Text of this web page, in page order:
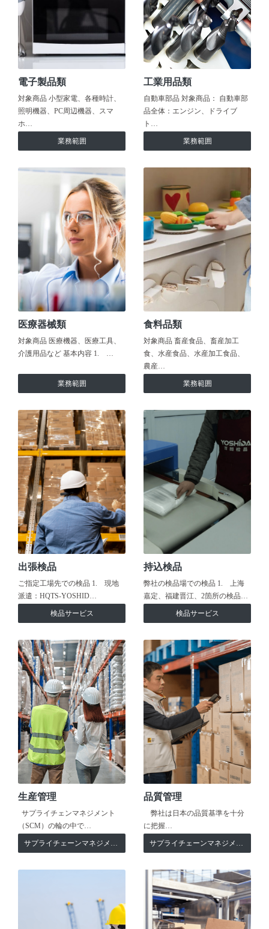
電子製品類
対象商品 小型家電、各種時計、
照明機器、PC周辺機器、スマ
ホ…
業務範囲
工業用品類
自動車部品 対象商品： 自動車部
品全体：エンジン、ドライブ
ト…
業務範囲
医療器械類
対象商品 医療機器、医療工具、
介護用品など 基本内容 1. …
業務範囲
食料品類
対象商品 畜産食品、畜産加工
食、水産食品、水産加工食品、
農産…
業務範囲
出張検品
ご指定工場先での検品 1. 現地
派遣：HQTS-YOSHID…
検品サービス
持込検品
弊社の検品場での検品 1. 上海
嘉定、福建晋江、2箇所の検品…
検品サービス
生産管理
サプライチェンマネジメント
（SCM）の輪の中で…
サプライチェーンマネジメント
品質管理
弊社は日本の品質基準を十分
に把握…
サプライチェーンマネジメント